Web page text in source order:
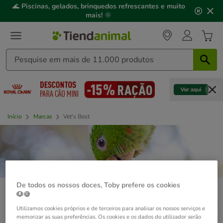
3,
mensagem,
🌊 Piscinas, gelados, brinquedos refrescantes e muito
mais! 🌞
Início Marcas Vet's Best
Não encontramos aquilo que
De todos os nossos doces, Toby prefere os cookies
🐶🍪
Utilizamos cookies próprios e de terceiros para analisar os nossos serviços e
memorizar as suas preferências. Os cookies e os dados do utilizador serão